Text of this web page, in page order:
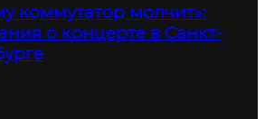
коммутатор молчит»:
о концерте в Санкт-